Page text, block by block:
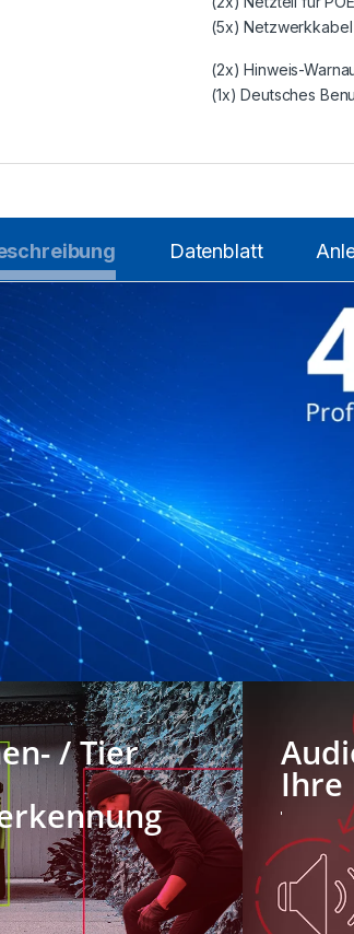
(5x) Netzwerkkabel
(2x) Hinweis-
(1x) Deutsches
Datenblatt
/ Tier
Ihre